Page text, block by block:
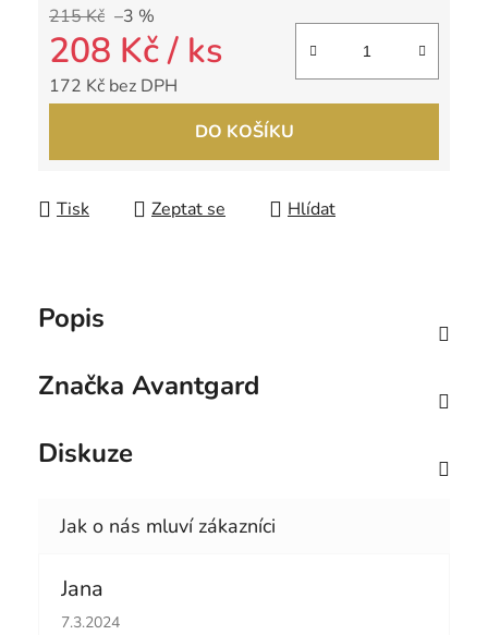
215 Kč –3 %
208 Kč/ ks
172 Kč bez DPH
DO KOŠÍKU
Tisk Zeptat se Hlídat
Popis
Značka Avantgard
Diskuze
Jana
Hodnocení obchodu je 5 z 5 hvězdiček.
7.3.2024